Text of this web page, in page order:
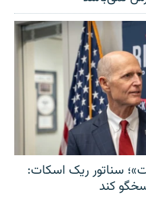
سناتور ریک اسکات:
کند